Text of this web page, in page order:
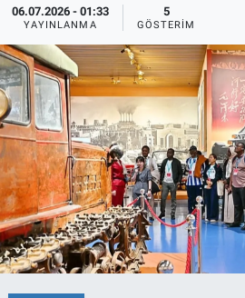
06.07.2026 - 01:33
YAYINLANMA
5
GÖSTERIM
Tüm Haberler
İletişim
Künye
Süper Lig Puan Durumu ve
Tüm Manşetler
Son Dakika Haberleri
Haber Arşivi